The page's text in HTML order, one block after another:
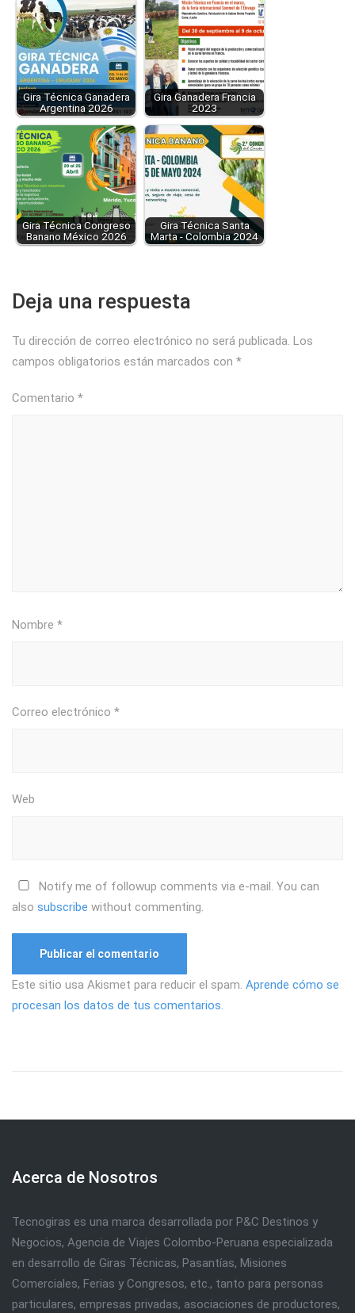
Gira Técnica Ganadera
Argentina 2026
Gira Ganadera Francia
2023
Gira Técnica Congreso
Banano México 2026
Gira Técnica Santa
Marta - Colombia 2024
Deja una respuesta
Tu dirección de correo electrónico no será publicada. Los
campos obligatorios están marcados con *
Comentario *
Nombre *
Correo electrónico *
Web
Notify me of followup comments via e-mail. You can
also subscribe without commenting.
Este sitio usa Akismet para reducir el spam. Aprende cómo se
procesan los datos de tus comentarios.
Acerca de Nosotros
Tecnogiras es una marca desarrollada por P&C Destinos y
Negocios, Agencia de Viajes Colombo-Peruana especializada
en desarrollo de Giras Técnicas, Pasantías, Misiones
Comerciales, Ferias y Congresos, etc., tanto para personas
particulares, empresas privadas, asociaciones de productores,